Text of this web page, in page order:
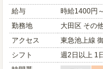
給与
時給1400円
勤務地
大田区 その
アクセス
東急池上線
シフト
週2日以上 1